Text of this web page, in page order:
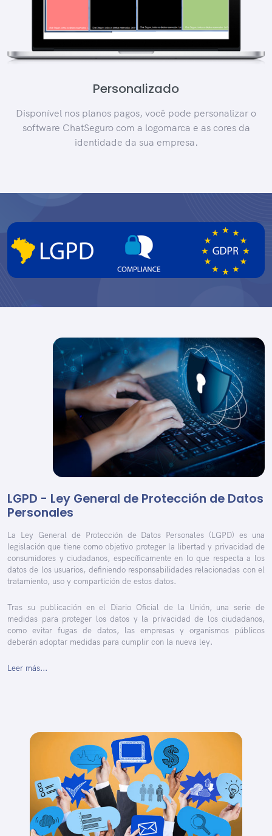
Personalizado
Disponível nos planos pagos, você pode personalizar o
software ChatSeguro com a logomarca e as cores da
identidade da sua empresa.
LGPD - Ley General de Protección de Datos
Personales
La Ley General de Protección de Datos Personales (LGPD) es una
legislación que tiene como objetivo proteger la libertad y privacidad de
consumidores y ciudadanos, específicamente en lo que respecta a los
datos de los usuarios, definiendo responsabilidades relacionadas con el
tratamiento, uso y compartición de estos datos.
Tras su publicación en el Diario Oficial de la Unión, una serie de
medidas para proteger los datos y la privacidad de los ciudadanos,
como evitar fugas de datos, las empresas y organismos públicos
deberán adoptar medidas para cumplir con la nueva ley.
Leer más...